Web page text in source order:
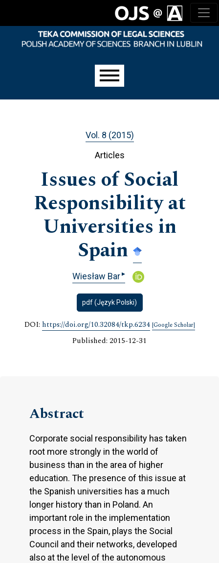
Vol. 8 (2015)
Articles
Issues of Social
Responsibility at
Universities in
Spain
Wiesław Bar▸
pdf (Język Polski)
DOI: https://doi.org/10.32084/tkp.6234 [Google Scholar]
Published: 2015-12-31
Abstract
Corporate social responsibility has taken
root more strongly in the world of
business than in the area of higher
education. The presence of this issue at
the Spanish universities has a much
longer history than in Poland. An
important role in the implementation
process in the Spain, plays the Social
Council and their networks, developed
also at the level of the autonomous